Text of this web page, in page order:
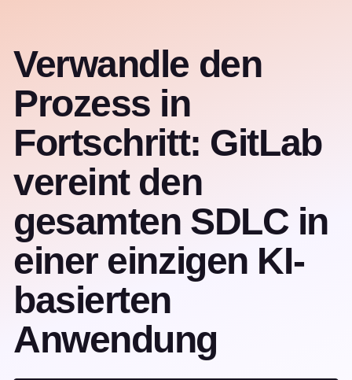
Verwandle den
Prozess in
Fortschritt: GitLab
vereint den
gesamten SDLC in
einer einzigen KI-
basierten
Anwendung